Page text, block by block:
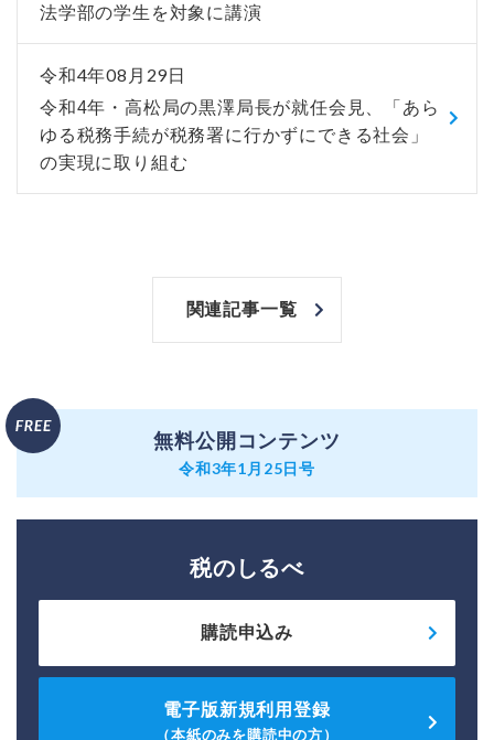
法学部の学生を対象に講演
令和4年08月29日
令和4年・高松局の黒澤局長が就任会見、「あら
ゆる税務手続が税務署に行かずにできる社会」
の実現に取り組む
関連記事一覧
無料公開コンテンツ
令和3年1月25日号
税のしるべ
購読申込み
電子版新規利用登録
（本紙のみを購読中の方）